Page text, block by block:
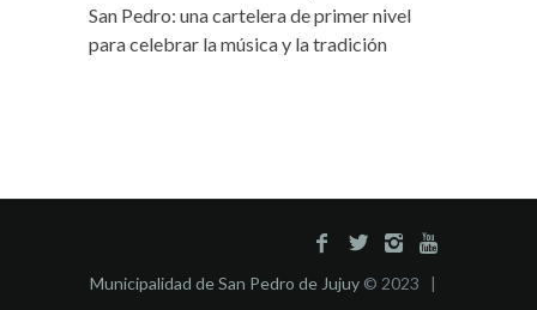
San Pedro: una cartelera de primer nivel
para celebrar la música y la tradición
Municipalidad de San Pedro de Jujuy © 2023 |